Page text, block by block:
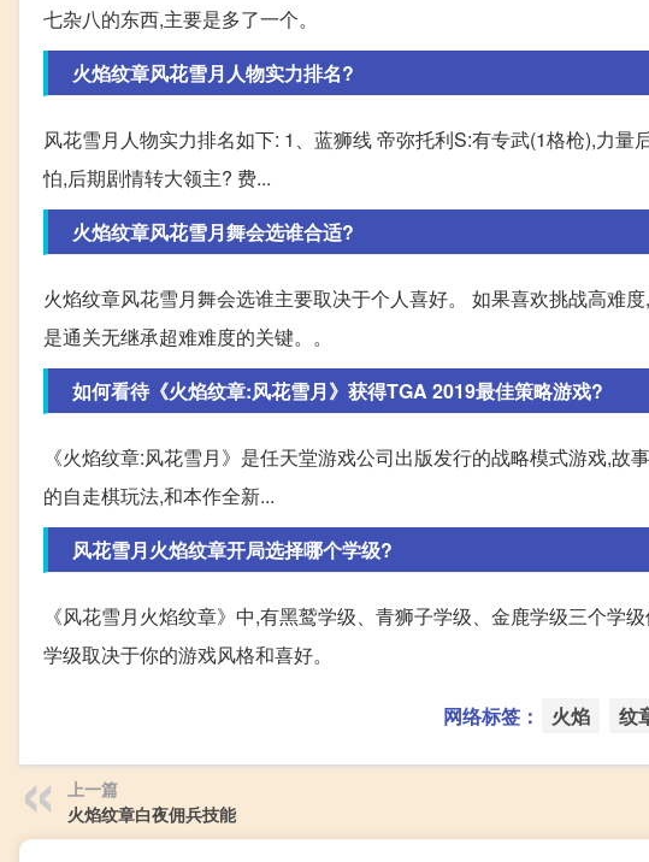
七杂八的东西,主要是多了一个。
火焰纹章风花雪月人物实力排名?
风花雪月人物实力排名如下: 1、蓝狮线 帝弥托利S:有专武(1格枪),力
怕,后期剧情转大领主? 费...
火焰纹章风花雪月舞会选谁合适?
火焰纹章风花雪月舞会选谁主要取决于个人喜好。 如果喜欢挑战高难
是通关无继承超难难度的关键。。
如何看待《火焰纹章:风花雪月》获得TGA 2019最佳策略游戏?
《火焰纹章:风花雪月》是任天堂游戏公司出版发行的战略模式游戏,故
的自走棋玩法,和本作全新...
风花雪月火焰纹章开局选择哪个学级?
《风花雪月火焰纹章》中,有黑鹫学级、青狮子学级、金鹿学级三个学
学级取决于你的游戏风格和喜好。
网络标签： 火焰 纹
上一篇
火焰纹章白夜佣兵技能